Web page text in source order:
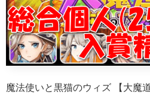
魔法使いと黒猫のウィズ 【大魔